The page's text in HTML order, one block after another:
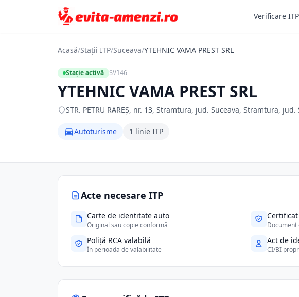
Verificare ITP
Acasă/Stații ITP/Suceava/YTEHNIC VAMA PREST SRL
Stație activă SV146
YTEHNIC VAMA PREST SRL
STR. PETRU RAREŞ, nr. 13, Stramtura, jud. Suceava, Stramtura, jud.
Autoturisme 1 linie ITP
Acte necesare ITP
Carte de identitate auto
Original sau copie conformă Document
Poliță RCA valabilă
În perioada de valabilitate
Act de
CI/BI